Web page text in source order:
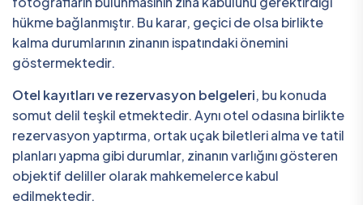
hükme bağlanmıştır. Bu karar, geçici de olsa birlikte
kalma durumlarının zinanın ispatındaki önemini
göstermektedir.
Otel kayıtları ve rezervasyon belgeleri, bu konuda
somut delil teşkil etmektedir. Aynı otel odasına birlikte
rezervasyon yaptırma, ortak uçak biletleri alma ve tatil
planları yapma gibi durumlar, zinanın varlığını gösteren
objektif deliller olarak mahkemelerce kabul
edilmektedir.